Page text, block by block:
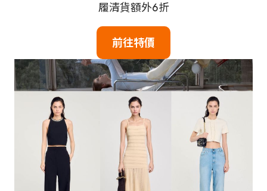
履清貨額外6折
前往特價